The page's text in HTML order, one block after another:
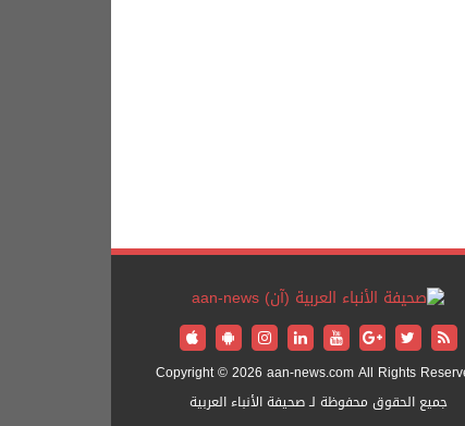
Copyright © 2026 aan-news.com All Rights
جميع الحقوق محفوظة لـ صحيفة الأنباء العربية